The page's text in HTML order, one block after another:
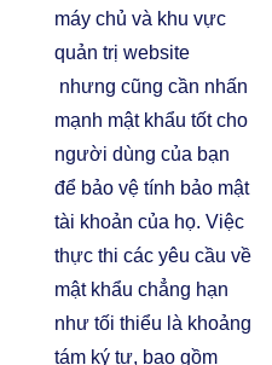
máy chủ và khu vực
quản trị website
nhưng cũng cần nhấn
mạnh mật khẩu tốt cho
người dùng của bạn
để bảo vệ tính bảo mật
tài khoản của họ. Việc
thực thi các yêu cầu về
mật khẩu chẳng hạn
như tối thiểu là khoảng
tám ký tự, bao gồm